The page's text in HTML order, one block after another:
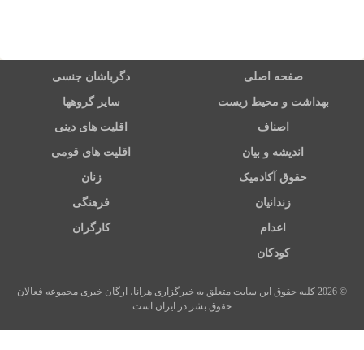
صفحه اصلی دگرباشان جنسی
بهداشت و محیط زیست سایر گروهها
اصناف اقلیت های دینی
اندیشه و بیان اقلیت های قومی
حقوق آکادمیک زنان
زندانیان فرهنگی
اعدام کارگران
کودکان
© 2026 کلیه حقوق این سایت متعلق به خبرگزاری هرانا، ارگان خبری مجموعه فعالان
حقوق بشر در ایران است